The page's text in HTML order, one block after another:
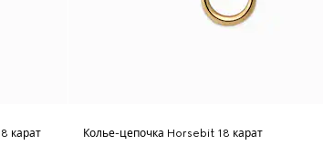
карат Колье-цепочка Horsebit 18 карат